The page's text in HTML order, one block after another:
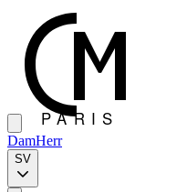
DamHerr
SV